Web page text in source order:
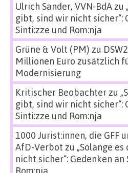
Ulrich Sander, VVN-BdAzu
gibt, sind wir nicht sicher“:
Sinti:zze und Rom:nja
Grüne & Volt (PM) zu
Millionen Euro zusätzlich
Modernisierung
Kritischer Beobachterzu
gibt, sind wir nicht sicher“:
Sinti:zze und Rom:nja
1000 Jurist:innen, die GFF
AfD-Verbot zu „Solange
nicht sicher“: Gedenken an
Rom:nja